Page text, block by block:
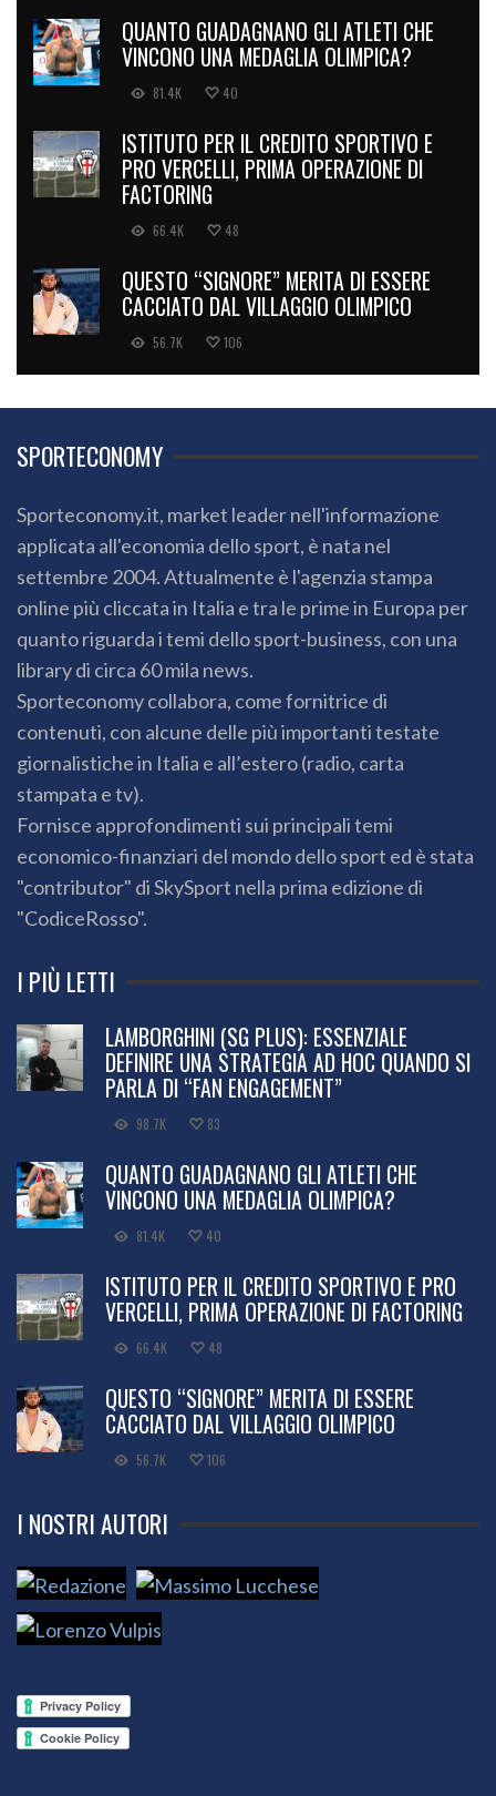
QUANTO GUADAGNANO GLI ATLETI CHE
VINCONO UNA MEDAGLIA OLIMPICA?
81.4K 40
ISTITUTO PER IL CREDITO SPORTIVO E
PRO VERCELLI, PRIMA OPERAZIONE DI
FACTORING
66.4K 48
QUESTO “SIGNORE” MERITA DI ESSERE
CACCIATO DAL VILLAGGIO OLIMPICO
56.7K 106
SPORTECONOMY
Sporteconomy.it, market leader nell'informazione
applicata all'economia dello sport, è nata nel
settembre 2004. Attualmente è l'agenzia stampa
online più cliccata in Italia e tra le prime in Europa per
quanto riguarda i temi dello sport-business, con una
library di circa 60 mila news.
Sporteconomy collabora, come fornitrice di
contenuti, con alcune delle più importanti testate
giornalistiche in Italia e all’estero (radio, carta
stampata e tv).
Fornisce approfondimenti sui principali temi
economico-finanziari del mondo dello sport ed è stata
"contributor" di SkySport nella prima edizione di
"CodiceRosso".
I PIÙ LETTI
LAMBORGHINI (SG PLUS): ESSENZIALE
DEFINIRE UNA STRATEGIA AD HOC QUANDO SI
PARLA DI “FAN ENGAGEMENT”
98.7K 83
QUANTO GUADAGNANO GLI ATLETI CHE
VINCONO UNA MEDAGLIA OLIMPICA?
81.4K 40
ISTITUTO PER IL CREDITO SPORTIVO E PRO
VERCELLI, PRIMA OPERAZIONE DI FACTORING
66.4K 48
QUESTO “SIGNORE” MERITA DI ESSERE
CACCIATO DAL VILLAGGIO OLIMPICO
56.7K 106
I NOSTRI AUTORI